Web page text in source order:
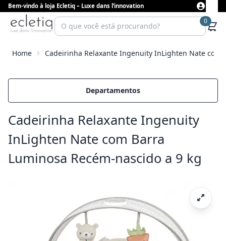
Bem-vindo à loja Ecletiq – Luxe dans l’innovation
0
Home Cadeirinha Relaxante Ingenuity InLighten Nate com
Departamentos
Cadeirinha Relaxante Ingenuity
InLighten Nate com Barra
Luminosa Recém-nascido a 9 kg